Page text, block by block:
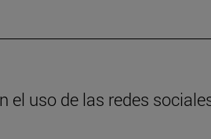
el uso de las redes